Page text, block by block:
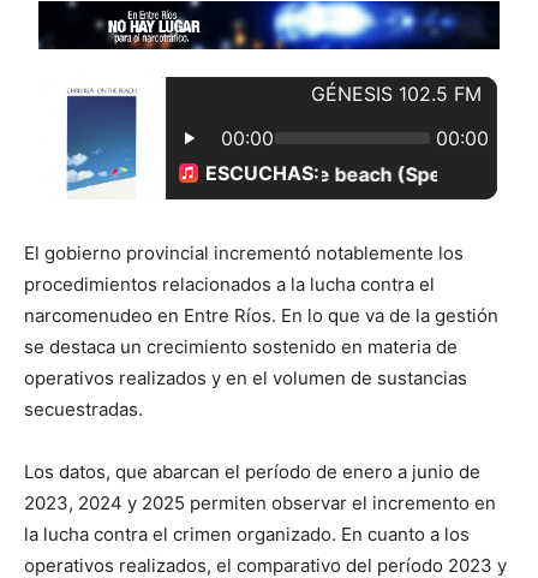
El gobierno provincial incrementó notablemente los
procedimientos relacionados a la lucha contra el
narcomenudeo en Entre Ríos. En lo que va de la gestión
se destaca un crecimiento sostenido en materia de
operativos realizados y en el volumen de sustancias
secuestradas.
Los datos, que abarcan el período de enero a junio de
2023, 2024 y 2025 permiten observar el incremento en
la lucha contra el crimen organizado. En cuanto a los
operativos realizados, el comparativo del período 2023 y